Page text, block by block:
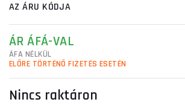
AZ ÁRU KÓDJA
ÁR ÁFÁ-VAL
ÁFA NÉLKÜL
ELŐRE TÖRTÉNŐ FIZETÉS ESETÉN
Nincs raktáron